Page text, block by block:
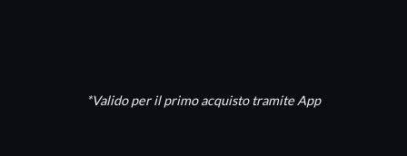
*Valido per il primo acquisto tramite App